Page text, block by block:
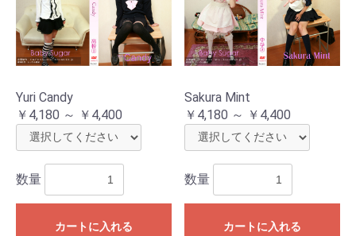
Yuri Candy
￥4,180 ～ ￥4,400
数量
カートに入れる
Sakura Mint
￥4,180 ～ ￥4,400
数量
カートに入れる